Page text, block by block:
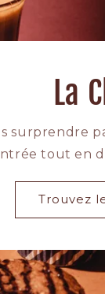
La
surprendre
tout en
Trouvez